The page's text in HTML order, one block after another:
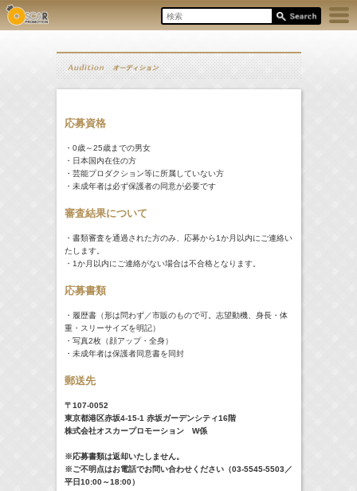
応募資格
・0歳～25歳までの男女
・日本国内在住の方
・芸能プロダクション等に所属していない方
・未成年者は必ず保護者の同意が必要です
審査結果について
・書類審査を通過された方のみ、応募から1か月以内にご連絡い
たします。
・1か月以内にご連絡がない場合は不合格となります。
応募書類
・履歴書（形は問わず／市販のもので可。志望動機、身長・体
重・スリーサイズを明記）
・写真2枚（顔アップ・全身）
・未成年者は保護者同意書を同封
郵送先
〒107-0052
東京都港区赤坂4-15-1 赤坂ガーデンシティ16階
株式会社オスカープロモーション W係
※応募書類は返却いたしません。
※ご不明点はお電話でお問い合わせください（03-5545-5503／
平日10:00～18:00）